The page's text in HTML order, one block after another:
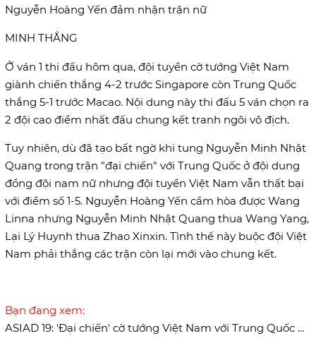
Nguyễn Hoàng Yến đảm nhận trận nữ
MINH THẮNG
Ở ván 1 thi đấu hôm qua, đội tuyển cờ tướng Việt Nam
giành chiến thắng 4-2 trước Singapore còn Trung Quốc
thắng 5-1 trước Macao. Nội dung này thi đấu 5 ván chọn ra
2 đội cao điểm nhất đấu chung kết tranh ngôi vô địch.
Tuy nhiên, dù đã tạo bất ngờ khi tung Nguyễn Minh Nhật
Quang trong trận "đại chiến" với Trung Quốc ở đội dung
đồng đội nam nữ nhưng đội tuyển Việt Nam vẫn thất bại
với điểm số 1-5. Nguyễn Hoàng Yến cầm hòa được Wang
Linna nhưng Nguyễn Minh Nhật Quang thua Wang Yang,
Lại Lý Huynh thua Zhao Xinxin. Tình thế này buộc đội Việt
Nam phải thắng các trận còn lại mới vào chung kết.
Bạn đang xem:
ASIAD 19: 'Đại chiến' cờ tướng Việt Nam với Trung Quốc bất ngờ trước giờ khai cuộc